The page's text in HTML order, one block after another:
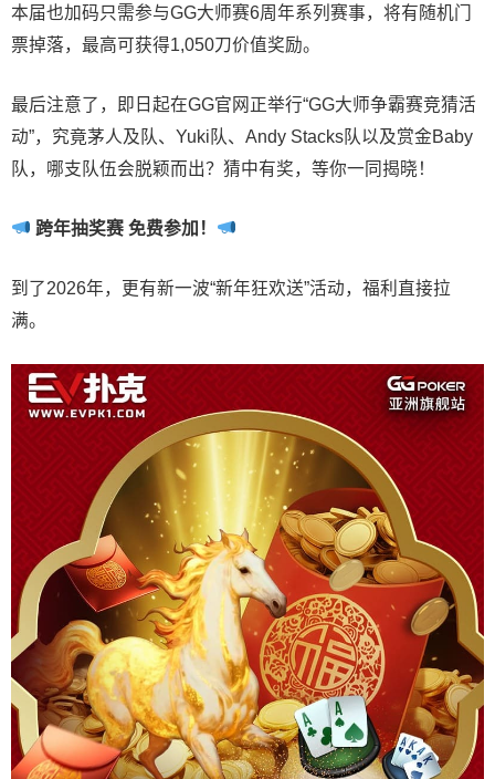
本届也加码只需参与GG大师赛6周年系列赛事，将有随机门
票掉落，最高可获得1,050刀价值奖励。
最后注意了，即日起在GG官网正举行“GG大师争霸赛竞猜活
动”，究竟茅人及队、Yuki队、Andy Stacks队以及赏金Baby
队，哪支队伍会脱颖而出？猜中有奖，等你一同揭晓！
跨年抽奖赛 免费参加 ！
到了2026年，更有新一波“新年狂欢送”活动，福利直接拉
满。